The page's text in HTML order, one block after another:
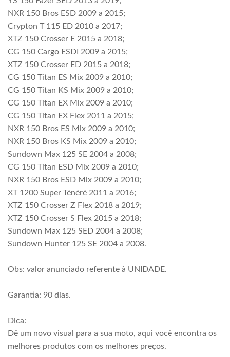
NXR 150 Bros ESD 2009 a 2015;
Crypton T 115 ED 2010 a 2017;
XTZ 150 Crosser E 2015 a 2018;
CG 150 Cargo ESDI 2009 a 2015;
XTZ 150 Crosser ED 2015 a 2018;
CG 150 Titan ES Mix 2009 a 2010;
CG 150 Titan KS Mix 2009 a 2010;
CG 150 Titan EX Mix 2009 a 2010;
CG 150 Titan EX Flex 2011 a 2015;
NXR 150 Bros ES Mix 2009 a 2010;
NXR 150 Bros KS Mix 2009 a 2010;
Sundown Max 125 SE 2004 a 2008;
CG 150 Titan ESD Mix 2009 a 2010;
NXR 150 Bros ESD Mix 2009 a 2010;
XT 1200 Super Ténéré 2011 a 2016;
XTZ 150 Crosser Z Flex 2018 a 2019;
XTZ 150 Crosser S Flex 2015 a 2018;
Sundown Max 125 SED 2004 a 2008;
Sundown Hunter 125 SE 2004 a 2008.
Obs: valor anunciado referente à UNIDADE.
Garantia: 90 dias.
Dica:
Dê um novo visual para a sua moto, aqui você encontra os
melhores produtos com os melhores preços.